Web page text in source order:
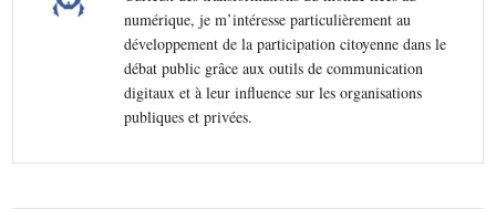
numérique, je m’intéresse particulièrement au
développement de la participation citoyenne dans le
débat public grâce aux outils de communication
digitaux et à leur influence sur les organisations
publiques et privées.